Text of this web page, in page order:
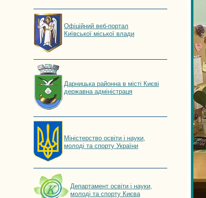
Офіційний веб-портал
Київської міської влади
Дарницька районна в місті Києві
державна адміністраця
Мiнiстерство освiти і науки,
молоді та спорту України
Департамент освіти і науки,
молоді та спорту Києва